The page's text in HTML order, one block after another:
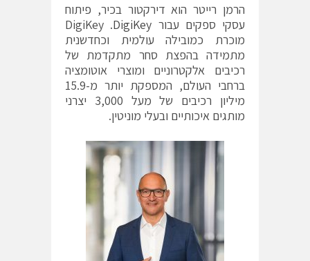
הרמן רייטר הוא דירקטור בכיר, פיתוח
עסקי ספקים עבור DigiKey‏
.
DigiKey‏
מוכרת
כמובילה עולמית
וכחדשנית
מתמידה בהפצת סחר מתקדמת של
רכיבים
אלקטרוניים ומוצרי
אוטומציה
ברחבי העולם, המספקת יותר מ-15.9
מיליון
רכיבים של מעל
יצרני
מותגים איכותיים ובעלי מוניטין.